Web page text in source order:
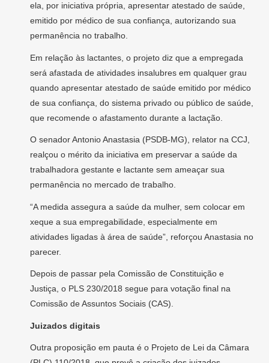
ela, por iniciativa própria, apresentar atestado de saúde,
emitido por médico de sua confiança, autorizando sua
permanência no trabalho.
Em relação às lactantes, o projeto diz que a empregada
será afastada de atividades insalubres em qualquer grau
quando apresentar atestado de saúde emitido por médico
de sua confiança, do sistema privado ou público de saúde,
que recomende o afastamento durante a lactação.
O senador Antonio Anastasia (PSDB-MG), relator na CCJ,
realçou o mérito da iniciativa em preservar a saúde da
trabalhadora gestante e lactante sem ameaçar sua
permanência no mercado de trabalho.
“A medida assegura a saúde da mulher, sem colocar em
xeque a sua empregabilidade, especialmente em
atividades ligadas à área de saúde”, reforçou Anastasia no
parecer.
Depois de passar pela Comissão de Constituição e
Justiça, o PLS 230/2018 segue para votação final na
Comissão de Assuntos Sociais (CAS).
Juizados digitais
Outra proposição em pauta é o Projeto de Lei da Câmara